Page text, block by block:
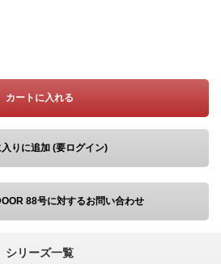
カートに入れる
りに追加 (要ログイン)
88号に対するお問い合わせ
シリーズ一覧